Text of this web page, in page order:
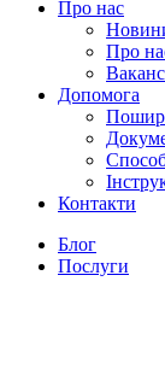
Про нас
Про
Допомога
Контакти
Блог
Послуги